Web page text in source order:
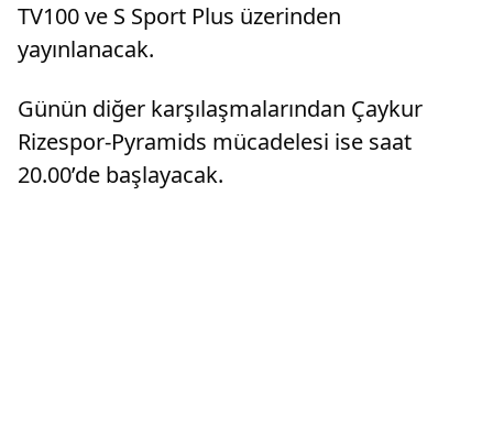
TV100 ve S Sport Plus üzerinden
yayınlanacak.
Günün diğer karşılaşmalarından Çaykur
Rizespor-Pyramids mücadelesi ise saat
20.00’de başlayacak.